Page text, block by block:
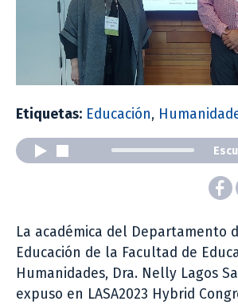
Etiquetas: Educación,
La académica del Departamento
Educación de la Facultad de
Humanidades, Dra. Nelly Lagos
expuso en LASA2023 Hybrid